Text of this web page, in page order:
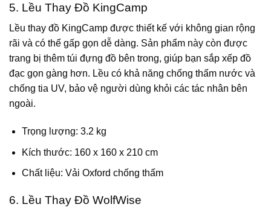
5. Lều Thay Đồ KingCamp
Lều thay đồ KingCamp được thiết kế với không gian rộng
rãi và có thể gấp gọn dễ dàng. Sản phẩm này còn được
trang bị thêm túi đựng đồ bên trong, giúp bạn sắp xếp đồ
đạc gọn gàng hơn. Lều có khả năng chống thấm nước và
chống tia UV, bảo vệ người dùng khỏi các tác nhân bên
ngoài.
Trọng lượng: 3.2 kg
Kích thước: 160 x 160 x 210 cm
Chất liệu: Vải Oxford chống thấm
6. Lều Thay Đồ WolfWise